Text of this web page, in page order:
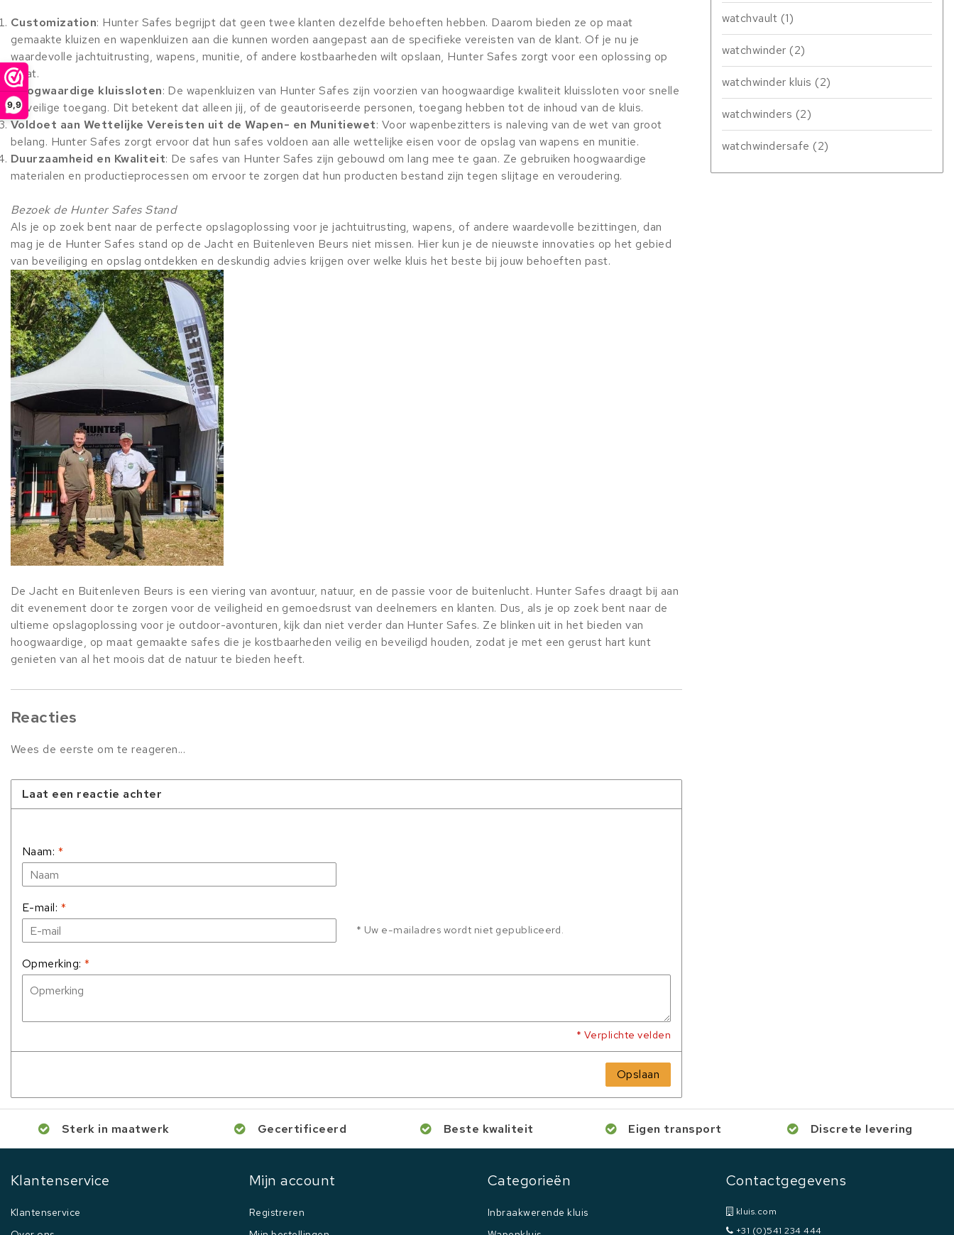
9,9
Customization: Hunter Safes begrijpt dat geen twee klanten dezelfde behoeften hebben. Daarom bieden ze op maat
gemaakte kluizen en wapenkluizen aan die kunnen worden aangepast aan de specifieke vereisten van de klant. Of je nu je
waardevolle jachtuitrusting, wapens, munitie, of andere kostbaarheden wilt opslaan, Hunter Safes zorgt voor een oplossing op
maat.
Hoogwaardige kluissloten: De wapenkluizen van Hunter Safes zijn voorzien van hoogwaardige kwaliteit kluissloten voor snelle
en veilige toegang. Dit betekent dat alleen jij, of de geautoriseerde personen, toegang hebben tot de inhoud van de kluis.
Voldoet aan Wettelijke Vereisten uit de Wapen- en Munitiewet: Voor wapenbezitters is naleving van de wet van groot
belang. Hunter Safes zorgt ervoor dat hun safes voldoen aan alle wettelijke eisen voor de opslag van wapens en munitie.
Duurzaamheid en Kwaliteit: De safes van Hunter Safes zijn gebouwd om lang mee te gaan. Ze gebruiken hoogwaardige
materialen en productieprocessen om ervoor te zorgen dat hun producten bestand zijn tegen slijtage en veroudering.
Bezoek de Hunter Safes Stand
Als je op zoek bent naar de perfecte opslagoplossing voor je jachtuitrusting, wapens, of andere waardevolle bezittingen, dan
mag je de Hunter Safes stand op de Jacht en Buitenleven Beurs niet missen. Hier kun je de nieuwste innovaties op het gebied
van beveiliging en opslag ontdekken en deskundig advies krijgen over welke kluis het beste bij jouw behoeften past.
De Jacht en Buitenleven Beurs is een viering van avontuur, natuur, en de passie voor de buitenlucht. Hunter Safes draagt bij aan
dit evenement door te zorgen voor de veiligheid en gemoedsrust van deelnemers en klanten. Dus, als je op zoek bent naar de
ultieme opslagoplossing voor je outdoor-avonturen, kijk dan niet verder dan Hunter Safes. Ze blinken uit in het bieden van
hoogwaardige, op maat gemaakte safes die je kostbaarheden veilig en beveiligd houden, zodat je met een gerust hart kunt
genieten van al het moois dat de natuur te bieden heeft.
Reacties
Wees de eerste om te reageren...
Laat een reactie achter
Naam: *
E-mail: *
* Uw e-mailadres wordt niet gepubliceerd.
Opmerking:*
* Verplichte velden
Opslaan
watchvault (1)
watchwinder (2)
watchwinder kluis (2)
watchwinders (2)
watchwindersafe (2)
Sterk in maatwerk Gecertificeerd Beste kwaliteit Eigen transport Discrete levering
Klantenservice
Klantenservice
Mijn account
Registreren
Categorieën
Inbraakwerende kluis
Contactgegevens
kluis.com
+31 (0)541 234 444